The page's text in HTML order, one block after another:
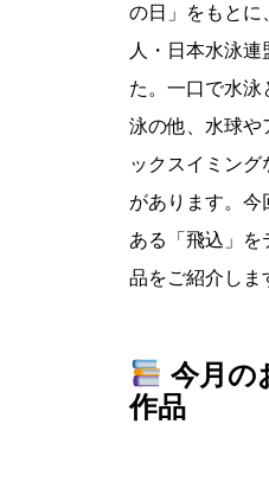
の日」をもとに
人・日本水泳連
た。一口で水泳
泳の他、水球や
ックスイミング
があります。今
ある「飛込」を
品をご紹介しま
今月の
作品